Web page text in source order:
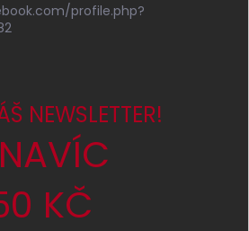
profile.php?
NEWSLETTER!
KČ